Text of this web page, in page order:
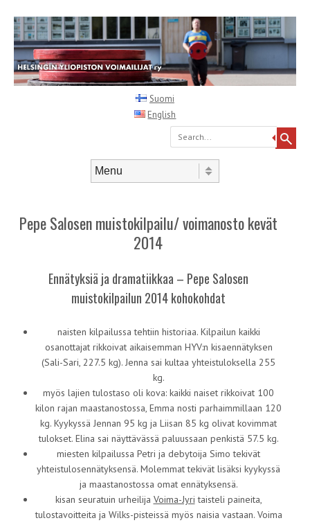
Suomi
English
Search
Pepe Salosen muistokilpailu/ voimanosto kevät
2014
Ennätyksiä ja dramatiikkaa – Pepe Salosen
muistokilpailun 2014 kohokohdat
naisten kilpailussa tehtiin historiaa. Kilpailun kaikki
osanottajat rikkoivat aikaisemman HYV:n kisaennätyksen
(Sali-Sari, 227.5 kg). Jenna sai kultaa yhteistuloksella 255
kg.
myös lajien tulostaso oli kova: kaikki naiset rikkoivat 100
kilon rajan maastanostossa, Emma nosti parhaimmillaan 120
kg. Kyykyssä Jennan 95 kg ja Liisan 85 kg olivat kovimmat
tulokset. Elina sai näyttävässä paluussaan penkistä 57.5 kg.
miesten kilpailussa Petri ja debytoija Simo tekivät
yhteistulosennätyksensä. Molemmat tekivät lisäksi kyykyssä
ja maastanostossa omat ennätyksensä.
kisan seuratuin urheilija Voima-Jyri taisteli paineita,
tulostavoitteita ja Wilks-pisteissä myös naisia vastaan. Voima